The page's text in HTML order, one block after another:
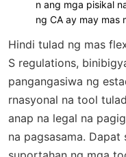
n ang mga pisikal
ng CA ay may mas
Hindi tulad ng mas
S regulations,
pangangasiwa ng
rnasyonal na tool
anap na legal na
na pagsasama.